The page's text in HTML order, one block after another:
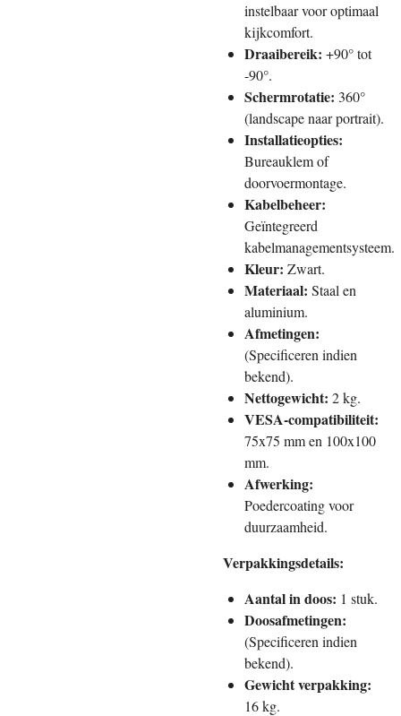
instelbaar voor optimaal
kijkcomfort.
Draaibereik: +90° tot
-90°.
Schermrotatie: 360°
(landscape naar portrait).
Installatieopties:
Bureauklem of
doorvoermontage.
Kabelbeheer:
Geïntegreerd
kabelmanagementsysteem.
Kleur: Zwart.
Materiaal: Staal en
aluminium.
Afmetingen:
(Specificeren indien
bekend).
Nettogewicht: 2 kg.
VESA-compatibiliteit:
75x75 mm en 100x100
mm.
Afwerking:
Poedercoating voor
duurzaamheid.
Verpakkingsdetails:
Aantal in doos: 1 stuk.
Doosafmetingen:
(Specificeren indien
bekend).
Gewicht verpakking:
16 kg.